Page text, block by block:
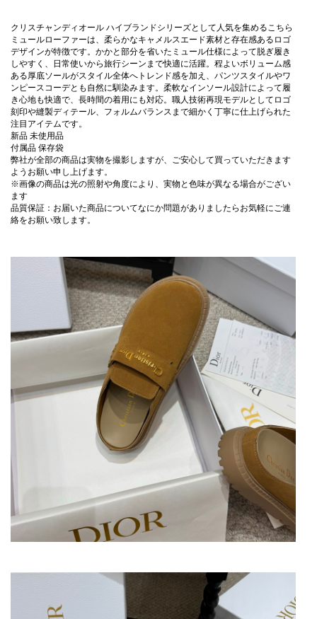
クリスチャンディオール ハイブランドシリーズとして人気を集めるこちら
ミュールローファーは、柔らかなキャメルスエード素材と存在感あるロゴ
デザインが特徴です。かかと部分を省いたミュール仕様によって脱ぎ履き
しやすく、日常使いから旅行シーンまで快適に活躍。程よいボリューム感
ある厚底ソールがスタイル全体へトレンド感を加え、パンツスタイルやワ
ンピースコーデとも自然に馴染みます。柔軟なインソール設計によって履
き心地も快適で、長時間の着用にも対応。職人技術再現モデルとしてロゴ
刻印や縫製ディテール、フォルムバランスまで細かく丁寧に仕上げられた
注目アイテムです。
新品 未使用品
付属品 保存袋
弊社が全部の商品は実物を撮影しますが、ご安心して買っていただきます
ようお願い申し上げます。
※画像の商品は光の照射や角度により、実物と色味が異なる場合がござい
ます
品質保証：お届いた商品についてなにか問題がありましたらお気軽にご連
絡をお願い致します。